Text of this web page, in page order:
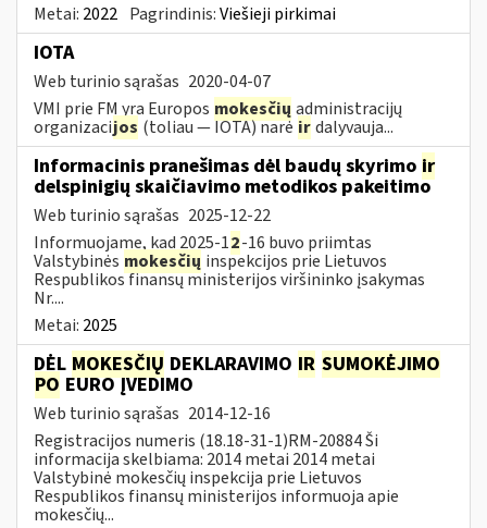
Metai: 2022 Pagrindinis:Viešieji pirkimai
IOTA
Web turinio sąrašas 2020-04-07
VMI prie FM yra Europos mokesčių administracijų
organizacijos (toliau — IOTA) narė irdalyvauja...
Informacinis pranešimas dėl baudų skyrimo ir
delspinigių skaičiavimo metodikos pakeitimo
Web turinio sąrašas 2025-12-22
Informuojame, kad 2025-12-16 buvo priimtas
Valstybinės mokesčių inspekcijos prie Lietuvos
Respublikos finansų ministerijos viršininko įsakymas
Nr....
Metai: 2025
DĖL MOKESČIŲ DEKLARAVIMO IR SUMOKĖJIMO
PO EURO ĮVEDIMO
Web turinio sąrašas 2014-12-16
Registracijos numeris (18.18-31-1)RM-20884 Ši
informacija skelbiama: 2014 metai 2014 metai
Valstybinė mokesčių inspekcija prie Lietuvos
Respublikos finansų ministerijos informuoja apie
mokesčių...